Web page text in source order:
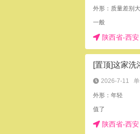
外形：质量差别
一般
陕西省-西安
2026-7-11 单
外形：年轻
值了
陕西省-西安